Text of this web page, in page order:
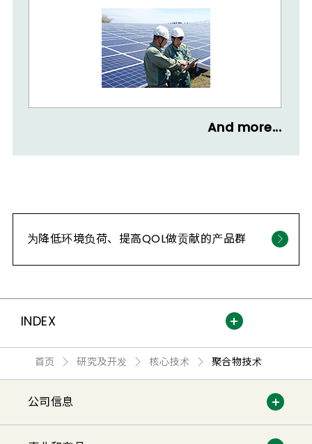
And more...
为降低环境负荷、提高QOL做贡献的产品群
INDEX
首页 研究及开发 核心技术 聚合物技术
公司信息